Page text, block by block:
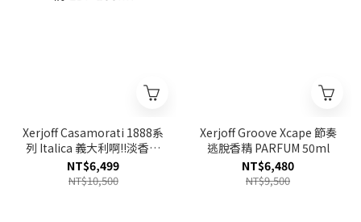
Xerjoff Casamorati 1888系
列 Italica 義大利啊!!淡香精
EDP 100ml
NT$6,499
NT$10,500
Xerjoff Groove Xcape 節奏
逃脫香精 PARFUM 50ml
NT$6,480
NT$9,500